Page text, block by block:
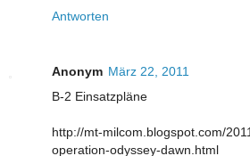
Antworten
Anonym März 22, 2011
B-2 Einsatzpläne
http://mt-milcom.blogspot.com/
operation-odyssey-dawn.html